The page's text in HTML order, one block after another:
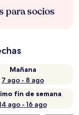
para socios
Mañana
7 ago - 8 ago
fin de semana
ago - 16 ago